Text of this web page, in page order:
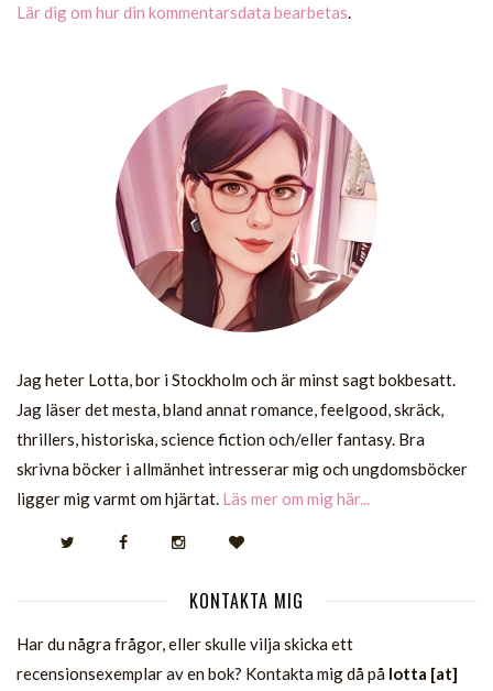
Lär dig om hur din kommentarsdata bearbetas.
Jag heter Lotta, bor i Stockholm och är minst sagt bokbesatt.
Jag läser det mesta, bland annat romance, feelgood, skräck,
thrillers, historiska, science fiction och/eller fantasy. Bra
skrivna böcker i allmänhet intresserar mig och ungdomsböcker
ligger mig varmt om hjärtat. Läs mer om mig här...
KONTAKTA MIG
Har du några frågor, eller skulle vilja skicka ett
recensionsexemplar av en bok? Kontakta mig då på lotta [at]